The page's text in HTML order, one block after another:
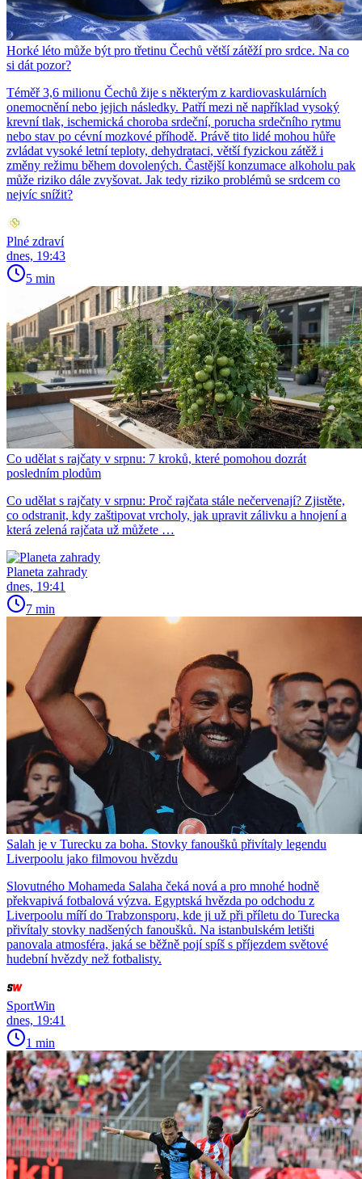
Horké léto může být pro třetinu Čechů větší zátěží pro srdce. Na co
si dát pozor?
Téměř 3,6 milionu Čechů žije s některým z kardiovaskulárních
onemocnění nebo jejich následky. Patří mezi ně například vysoký
krevní tlak, ischemická choroba srdeční, porucha srdečního rytmu
nebo stav po cévní mozkové příhodě. Právě tito lidé mohou hůře
zvládat vysoké letní teploty, dehydrataci, větší fyzickou zátěž i
změny režimu během dovolených. Častější konzumace alkoholu pak
může riziko dále zvyšovat. Jak tedy riziko problémů se srdcem co
nejvíc snížit?
Plné zdraví
dnes, 19:43
5 min
Co udělat s rajčaty v srpnu: 7 kroků, které pomohou dozrát
posledním plodům
Co udělat s rajčaty v srpnu: Proč rajčata stále nečervenají? Zjistěte,
co odstranit, kdy zaštipovat vrcholy, jak upravit zálivku a hnojení a
která zelená rajčata už můžete …
Planeta zahrady
dnes, 19:41
7 min
Salah je v Turecku za boha. Stovky fanoušků přivítaly legendu
Liverpoolu jako filmovou hvězdu
Slovutného Mohameda Salaha čeká nová a pro mnohé hodně
překvapivá fotbalová výzva. Egyptská hvězda po odchodu z
Liverpoolu míří do Trabzonsporu, kde ji už při příletu do Turecka
přivítaly stovky nadšených fanoušků. Na istanbulském letišti
panovala atmosféra, jaká se běžně pojí spíš s příjezdem světové
hudební hvězdy než fotbalisty.
SportWin
dnes, 19:41
1 min